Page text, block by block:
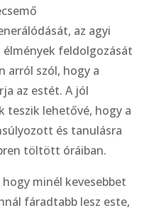
az agyi
feldolgozását
arról szól, hogy a
az estét. A jól
teszik lehetővé, hogy a
és tanulásra
töltött óráiban.
minél kevesebbet
fáradtabb lesz este,